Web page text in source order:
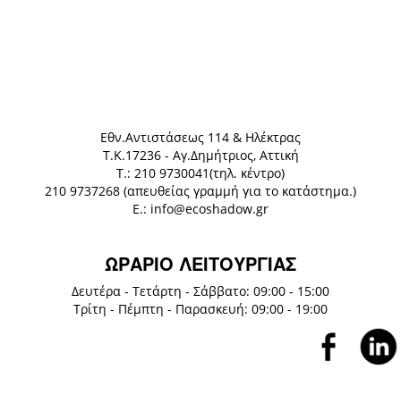
Eθν.Αντιστάσεως 114 & Ηλέκτρας
Τ.Κ.17236 - Αγ.Δημήτριος, Αττική
Τ.: 210 9730041(τηλ. κέντρο)
210 9737268 (απευθείας γραμμή για το κατάστημα.)
E.: info@ecoshadow.gr
ΩΡΑΡΙΟ ΛΕΙΤΟΥΡΓΙΑΣ
Δευτέρα - Τετάρτη - Σάββατο: 09:00 - 15:00
Τρίτη - Πέμπτη - Παρασκευή: 09:00 - 19:00